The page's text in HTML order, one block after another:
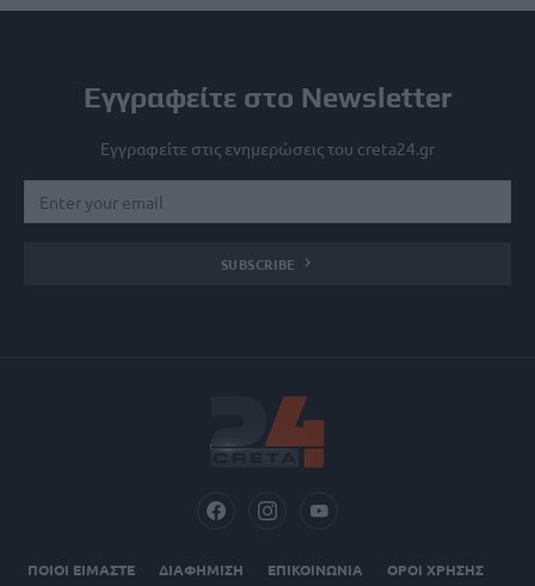
Εγγραφείτε στο Newsletter
Εγγραφείτε στις ενημερώσεις του creta24.gr
SUBSCRIBE
ΠΟΙΟΙ ΕΙΜΑΣΤΕ ΔΙΑΦΗΜΙΣΗ ΕΠΙΚΟΙΝΩΝΙΑ ΟΡΟΙ ΧΡΗΣΗΣ